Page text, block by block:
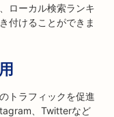
ローカル検索ランキ
付けることができま
トラフィックを促進
、Twitterなど